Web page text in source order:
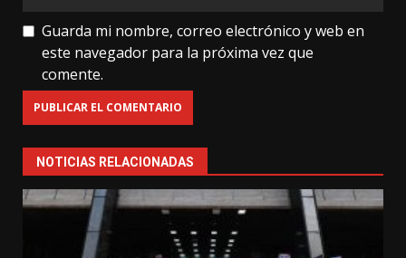
Guarda mi nombre, correo electrónico y web en
este navegador para la próxima vez que
comente.
NOTICIAS RELACIONADAS